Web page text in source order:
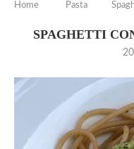
Home Pasta
SPAGHETTI